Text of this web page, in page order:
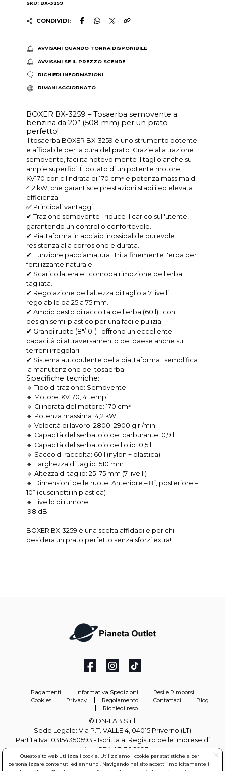
SKU: BX-3259
CONDIVIDI:
AVVISAMI QUANDO TORNA DISPONIBILE
AVVISAMI SE IL PREZZO SCENDE
RICHIEDI INFORMAZIONI
RIMANI AGGIORNATO
BOXER BX-3259 – Tosaerba semovente a
benzina da 20” (508 mm) per un prato
perfetto!
Il tosaerba BOXER BX-3259 è uno strumento potente
e affidabile per la cura del prato. Grazie alla trazione
semovente, facilita notevolmente il taglio anche su
ampie superfici. È dotato di un potente motore
KV170 con cilindrata di 170 cm³ e potenza massima di
4,2 kW, che garantisce prestazioni stabili ed elevata
efficienza.
✅ Principali vantaggi:
✔ Trazione semovente : riduce il carico sull'utente,
garantendo un controllo confortevole.
✔ Piattaforma in acciaio inossidabile durevole :
resistenza alla corrosione e durata.
✔ Funzione pacciamatura : trita finemente l'erba per
fertilizzante naturale.
✔ Scarico laterale : comoda rimozione dell'erba
tagliata.
✔ Regolazione dell'altezza di taglio a 7 livelli :
regolabile da 25 a 75 mm.
✔ Ampio cesto di raccolta dell'erba (60 l) : con
design semi-plastico per una facile pulizia.
✔ Grandi ruote (8"/10") : offrono un'eccellente
capacità di attraversamento del paese anche su
terreni irregolari.
✔ Sistema autopulente della piattaforma : semplifica
la manutenzione del tosaerba.
Specifiche tecniche:
🔹 Tipo di trazione: Semovente
🔹 Motore: KV170, 4 tempi
🔹 Cilindrata del motore: 170 cm³
🔹 Potenza massima: 4,2 kW
🔹 Velocità di lavoro: 2800–2900 giri/min
🔹 Capacità del serbatoio del carburante: 0,9 l
🔹 Capacità del serbatoio dell'olio: 0,5 l
🔹 Sacco di raccolta: 60 l (nylon + plastica)
🔹 Larghezza di taglio: 510 mm
🔹 Altezza di taglio: 25–75 mm (7 livelli)
🔹 Dimensioni delle ruote: Anteriore – 8”, posteriore –
10” (cuscinetti in plastica)
🔹 Livello di rumore:
98 dB
BOXER BX-3259 è una scelta affidabile per chi
desidera un prato perfetto senza sforzi extra!
Pagamenti Informativa Spedizioni
Resi e Rimborsi
Cookies
Privacy Regolamento Contattaci
Blog
Richiedi reso
© DN-LAB S.r.l.
Sede Legale: Via P.T. VALLE 4, 04015 Priverno (LT)
Partita Iva: 03154350593 - Iscritta al Registro delle Imprese di
Latina REA: LT-306097
Questo sito web utilizza i cookie. Utilizziamo i cookie per statistiche e per
personalizzare contenuti ed annunci. Navigando nel sito accetti implicitamente il